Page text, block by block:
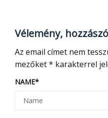
Vélemény,
Az email címet nem
mezőket* karakterrel
NAME*